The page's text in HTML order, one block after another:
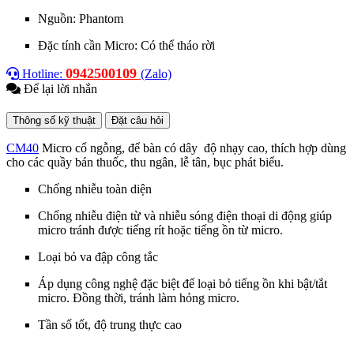
Nguồn: Phantom
Đặc tính cần Micro: Có thể tháo rời
Hotline: 0942500109 (Zalo)
Để lại lời nhắn
Thông số kỹ thuật Đặt câu hỏi
CM40 Micro cổ ngỗng, để bàn có dây độ nhạy cao, thích hợp dùng
cho các quầy bán thuốc, thu ngân, lễ tân, bục phát biểu.
Chống nhiễu toàn diện
Chống nhiễu điện từ và nhiễu sóng điện thoại di động giúp
micro tránh được tiếng rít hoặc tiếng ồn từ micro.
Loại bỏ va đập công tắc
Áp dụng công nghệ đặc biệt để loại bỏ tiếng ồn khi bật/tắt
micro. Đồng thời, tránh làm hỏng micro.
Tần số tốt, độ trung thực cao